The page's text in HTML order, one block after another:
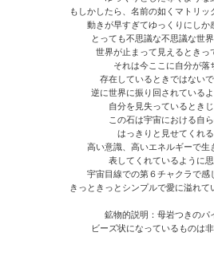
もしかしたら、名前の如くマトリッ
動きが早すぎてゆっくりにしか
とっても不思議な不思議な世界
世界が止まって見えるときっ
それは今ここに自分が落
存在しているときではない
逆に世界に振り回されている
自分を見失っているとき
この石は宇宙における自
はっきりと見せてくれ
高い意識、高いエネルギーで生
表してくれているように思
宇宙目線での第６チャクラで感
きっときっとシンプルで愛に溢れて
鉱物的説明：母岩つきのパ
ビーズ状になっているものは非